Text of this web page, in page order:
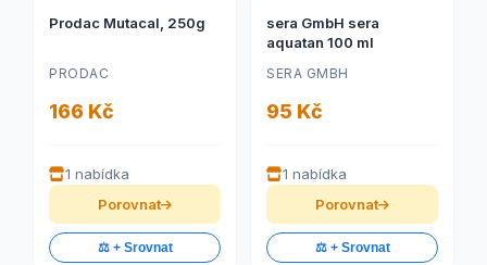
Prodac Mutacal, 250g
PRODAC
166 Kč
1 nabídka
Porovnat
⚖️ + Srovnat
sera GmbH sera
aquatan 100 ml
SERA GMBH
95 Kč
1 nabídka
Porovnat
⚖️ + Srovnat